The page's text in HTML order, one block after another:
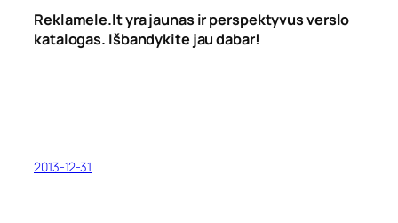
Reklamele.lt yra jaunas ir perspektyvus verslo
katalogas. Išbandykite jau dabar!
2013-12-31